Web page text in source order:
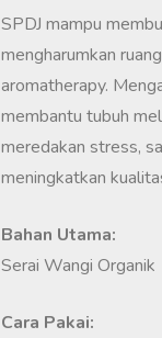
SPDJ mampu
mengharumkan
aromatherapy.
membantu tubuh
meredakan stress,
meningkatkan
Bahan Utama:
Serai Wangi Organik
Cara Pakai: